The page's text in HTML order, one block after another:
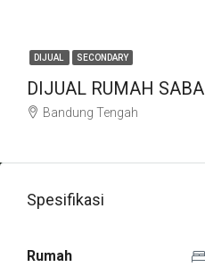
DIJUAL SECONDARY
DIJUAL RUMAH
Bandung Tengah
Spesifikasi
Rumah